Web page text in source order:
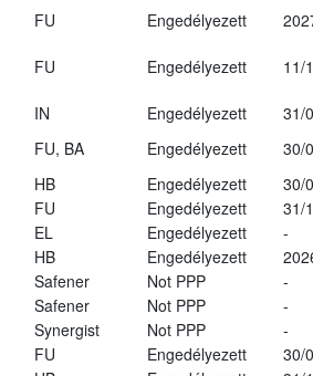
FU Engedélyezett
FU Engedélyezett 11/
IN Engedélyezett
31/
FU, BA Engedélyezett
30/
HB Engedélyezett
30/
FU Engedélyezett
31/
EL Engedélyezett
-
HB Engedélyezett
Safener Not PPP
-
Safener Not PPP
-
Synergist Not PPP
-
FU Engedélyezett
30/